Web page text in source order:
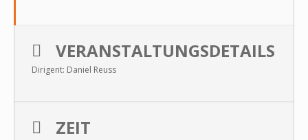
VERANSTALTUNGSDETAILS
Dirigent: Daniel Reuss
ZEIT